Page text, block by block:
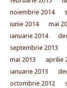
noiembrie 2014
iunie 2014
mai
ianuarie 2014
septembrie 2013
mai 2013
aprilie
ianuarie 2013
octombrie 2012